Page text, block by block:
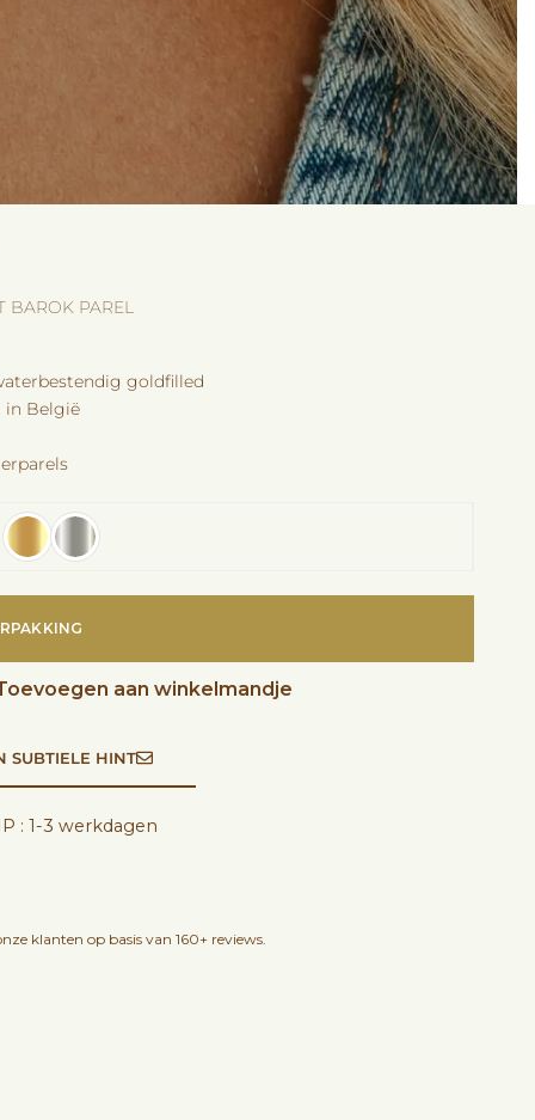
BAROK PAREL
goldfilled
in België
aan winkelmandje
SUBTIELE HINT
: 1-3 werkdagen
klanten op basis van 160+ reviews.